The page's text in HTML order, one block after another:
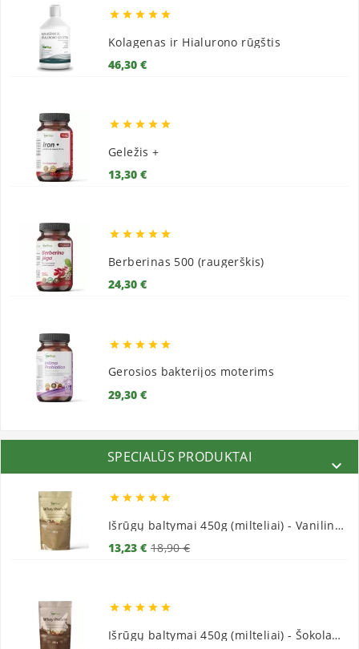
    
Kolagenas ir Hialurono rūgštis
46,30 €Kaina
    
Geležis +
13,30 €Kaina
    
Berberinas 500 (raugerškis)
24,30 €Kaina
    
Gerosios bakterijos moterims
29,30 €Kaina
SPECIALŪS PRODUKTAI

    
Išrūgų baltymai 450g (milteliai) - Vaniliniai
13,23 € 18,90 €
    
Išrūgų baltymai 450g (milteliai) - Šokoladiniai